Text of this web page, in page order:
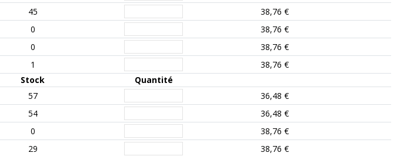
45 38,76 €
0 38,76 €
0 38,76 €
1 38,76 €
Stock Quantité
57 36,48 €
54 36,48 €
0 38,76 €
29 38,76 €